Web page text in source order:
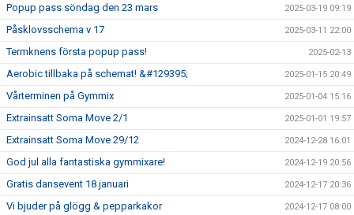
Popup pass söndag den 23 mars 2025-03-19 09:19
Påsklovsschema v 17 2025-03-11 22:00
Termknens första popup pass! 2025-02-13
Aerobic tillbaka på schemat! &#129395; 2025-01-15 20:49
Vårterminen på Gymmix 2025-01-04 15:16
Extrainsatt Soma Move 2/1 2025-01-01 19:57
Extrainsatt Soma Move 29/12 2024-12-28 16:01
God jul alla fantastiska gymmixare! 2024-12-19 20:56
Gratis dansevent 18 januari 2024-12-17 20:36
Vi bjuder på glögg & pepparkakor 2024-12-17 08:00